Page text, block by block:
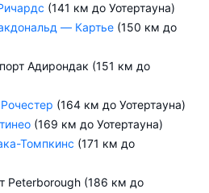
(141 км до Уотертауна)
— Картье (150 км до
км до
Рочестер (164 км до Уотертауна)
(169 км до Уотертауна)
Томпкинс (171 км до